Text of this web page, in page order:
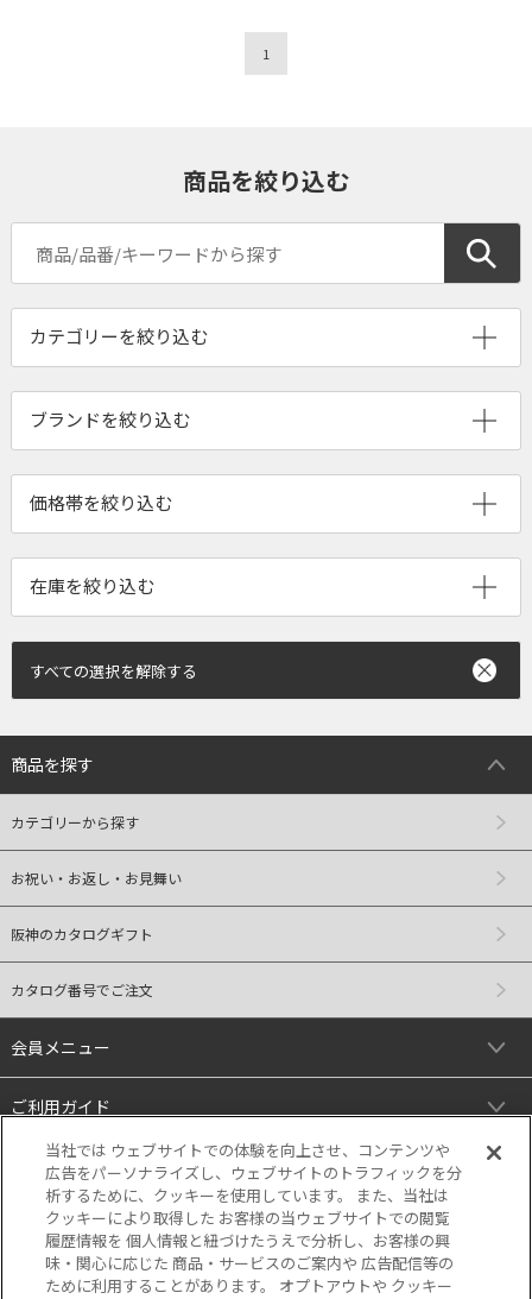
1
商品を絞り込む
ブランドを絞り込む
すべての選択を解除する
商品を探す
カテゴリーから探す
お祝い・お返し・お見舞い
阪神のカタログギフト
カタログ番号でご注文
会員メニュー
ご利用ガイド
リンク
当社では ウェブサイトでの体験を向上させ、コンテンツや
広告をパーソナライズし、ウェブサイトのトラフィックを分
析するために、クッキーを使用しています。 また、当社は
クッキーにより取得した お客様の当ウェブサイトでの閲覧
履歴情報を 個人情報と紐づけたうえで分析し、お客様の興
味・関心に応じた 商品・サービスのご案内や 広告配信等の
ために利用することがあります。 オプトアウトや クッキー